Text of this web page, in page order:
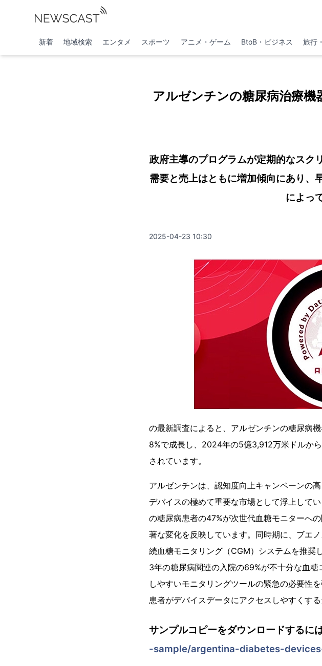
新着 地域検索 エンタメ スポーツ アニメ・ゲーム BtoB・ビジネス 旅行
アルゼンチンの糖尿病治療
政府主導のプログラムが定期的なスク
需要と売上はともに増加傾向にあり、
によっ
2025-04-23 10:30
の最新調査によると、アルゼンチンの糖尿病
8%で成長し、2024年の5億3,912万米ドルか
されています。
アルゼンチンは、認知度向上キャンペーンの
デバイスの極めて重要な市場として浮上して
の糖尿病患者の47%が次世代血糖モニターへ
著な変化を反映しています。同時期に、ブエ
続血糖モニタリング（CGM）システムを推奨
3年の糖尿病関連の入院の69%が不十分な血
しやすいモニタリングツールの緊急の必要性
患者がデバイスデータにアクセスしやすくす
サンプルコピーをダウンロードするには
-sample/argentina-diabetes-